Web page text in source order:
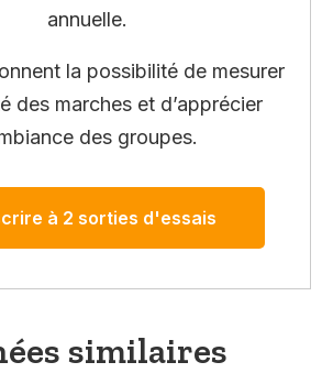
annuelle.
la possibilité de mesurer
des marches et d’apprécier
des groupes.
à 2 sorties d'essais
similaires